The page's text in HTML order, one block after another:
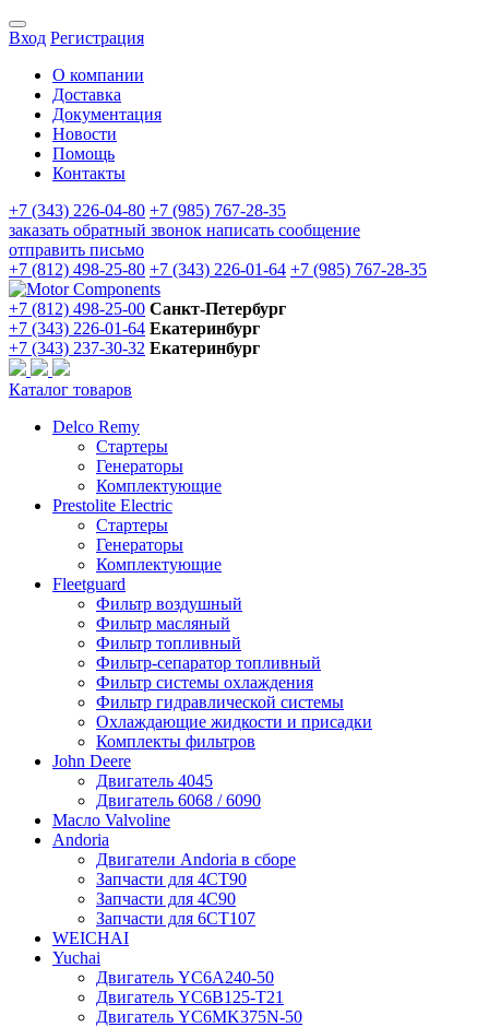
Вход Регистрация
О компании
Доставка
Документация
Новости
Помощь
Контакты
+7 (343) 226-04-80 +7 (985) 767-28-35
заказать обратный звонок написать сообщение
отправить письмо
+7 (812) 498-25-80 +7 (343) 226-01-64 +7 (985) 767-28-35
+7 (812) 498-25-00 Санкт-Петербург
+7 (343) 226-01-64 Екатеринбург
+7 (343) 237-30-32 Екатеринбург
Каталог товаров
Delco Remy
Стартеры
Генераторы
Комплектующие
Prestolite Electric
Стартеры
Генераторы
Комплектующие
Fleetguard
Фильтр воздушный
Фильтр масляный
Фильтр топливный
Фильтр-сепаратор топливный
Фильтр системы охлаждения
Фильтр гидравлической системы
Охлаждающие жидкости и присадки
Комплекты фильтров
John Deere
Двигатель 4045
Двигатель 6068 / 6090
Масло Valvoline
Andoria
Двигатели Andoria в сборе
Запчасти для 4CT90
Запчасти для 4С90
Запчасти для 6CT107
WEICHAI
Yuchai
Двигатель YC6A240-50
Двигатель YC6B125-T21
Двигатель YC6MK375N-50